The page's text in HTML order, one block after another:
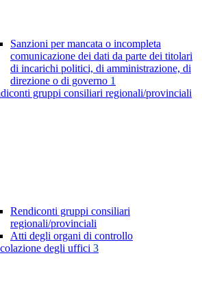
Sanzioni per mancata o incompleta
comunicazione dei dati da parte dei titolari
di incarichi politici, di amministrazione, di
direzione o di governo 1
gruppi consiliari regionali/provinciali
Rendiconti gruppi consiliari
regionali/provinciali
Atti degli organi di controllo
degli uffici 3